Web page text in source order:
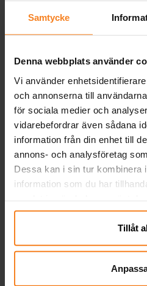
Samtycke
Denna webbplats använder
Vi använder
och annonserna till
för sociala medier och
vidarebefordrar även sådana
information från din enhet till
annons- och analysföretag
Dessa kan i sin tur kombinera
information som du har
närsomhelst ändra ditt
Tillåt